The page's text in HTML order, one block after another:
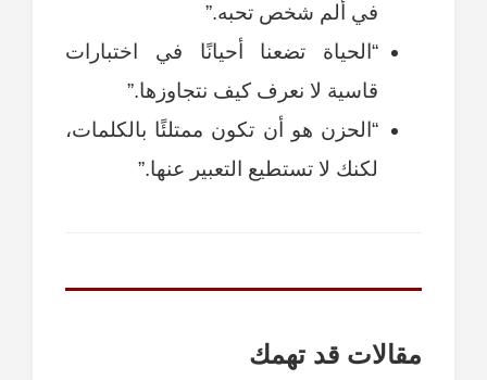
في ألم شخص تحبه.”
“الحياة تضعنا أحيانًا في اختبارات
قاسية لا نعرف كيف نتجاوزها.”
“الحزن هو أن تكون ممتلئًا بالكلمات،
لكنك لا تستطيع التعبير عنها.”
مقالات قد تهمك